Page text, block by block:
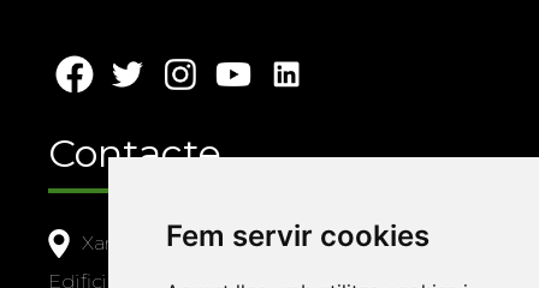
Fem servir cookies
Contacte
Xarxa Vives d'Universitats
Edifici Àgora